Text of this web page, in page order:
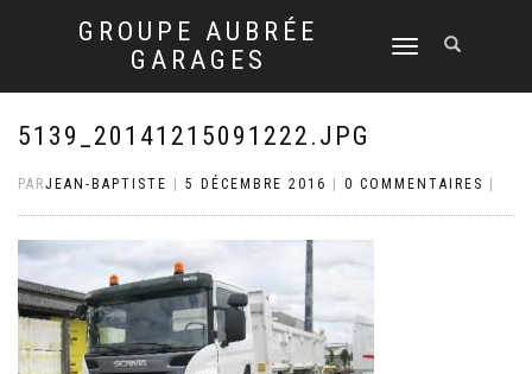
GROUPE AUBRÉE
GARAGES
DÉPLIER
NAVIGATION
5139_20141215091222.JPG
PARJEAN-BAPTISTE 5 DÉCEMBRE 2016 0 COMMENTAIRES